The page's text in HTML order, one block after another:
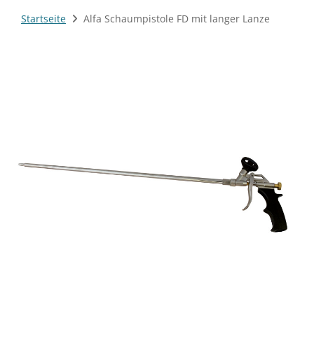
Startseite Alfa Schaumpistole FD mit langer Lanze